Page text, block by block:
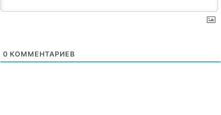
0 КОММЕНТАРИЕВ